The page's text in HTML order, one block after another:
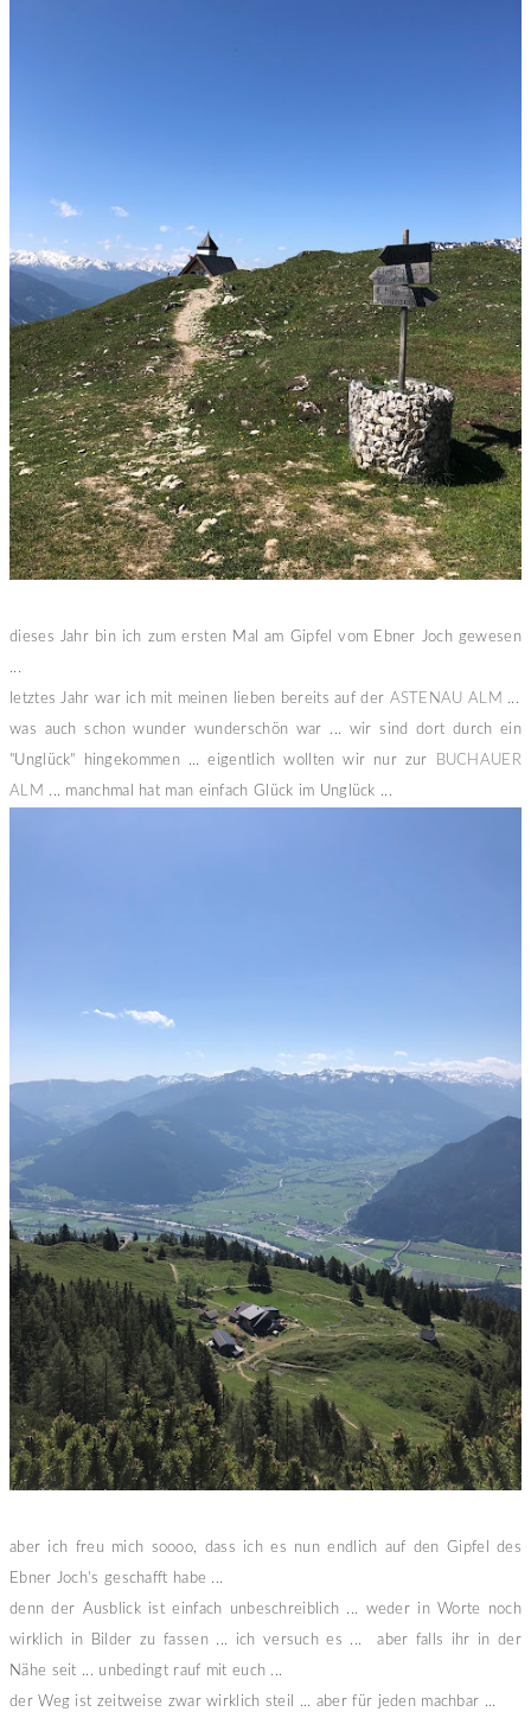
dieses Jahr bin ich zum ersten Mal am Gipfel vom Ebner Joch gewesen
...
letztes Jahr war ich mit meinen lieben bereits auf der ASTENAU ALM ...
was auch schon wunder wunderschön war ... wir sind dort durch ein
"Unglück" hingekommen ... eigentlich wollten wir nur zur
BUCHAUER
ALM ... manchmal hat man einfach Glück im Unglück ...
aber ich freu mich soooo, dass ich es nun endlich auf den Gipfel des
Ebner Joch's geschafft habe ...
denn der Ausblick ist einfach unbeschreiblich ... weder in Worte noch
wirklich in Bilder zu fassen ... ich versuch es ... aber falls ihr in der
Nähe seit ... unbedingt rauf mit euch ...
der Weg ist zeitweise zwar wirklich steil ... aber für jeden machbar ...